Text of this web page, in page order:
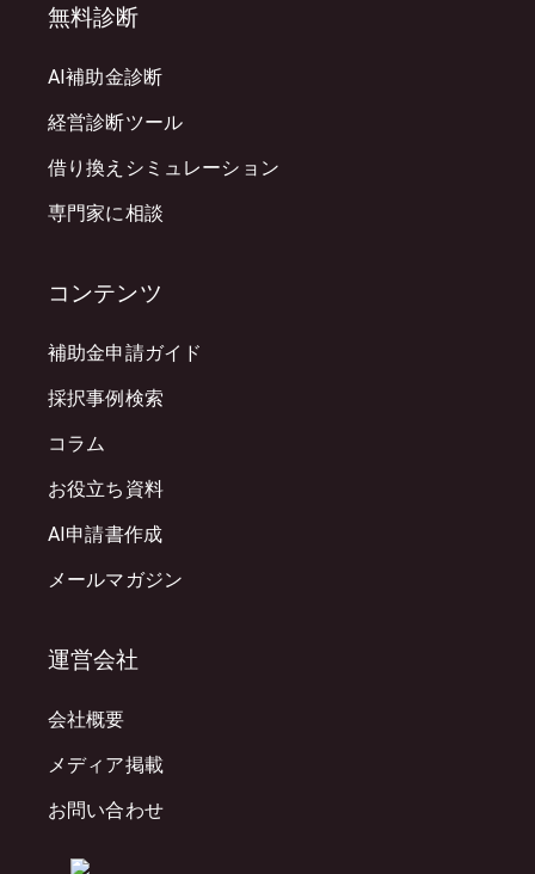
無料診断
AI補助金診断
経営診断ツール
借り換えシミュレーション
専門家に相談
コンテンツ
補助金申請ガイド
採択事例検索
コラム
お役立ち資料
AI申請書作成
メールマガジン
運営会社
会社概要
メディア掲載
お問い合わせ